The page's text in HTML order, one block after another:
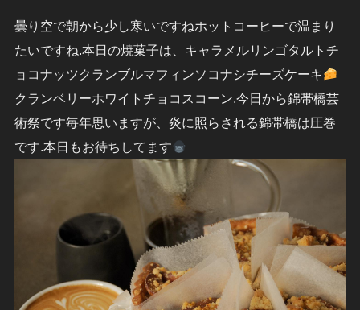
曇り空で朝から少し寒いですねホットコーヒーで温まり
たいですね.本日の焼菓子は、キャラメルリンゴタルトチ
ョコナッツクランブルマフィンソコナシチーズケーキ
クランベリーホワイトチョコスコーン.今日から錦帯橋芸
術祭です毎年思いますが、炎に照らされる錦帯橋は圧巻
です.本日もお待ちしてます